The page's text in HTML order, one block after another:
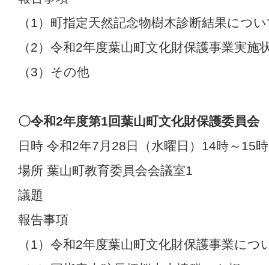
（1）町指定天然記念物樹木診断結果につ
（2）令和2年度葉山町文化財保護事業実施
（3）その他
〇令和2年度第1 回葉山町文化財保護委員会
日時 令和2年7月28日（水曜日）14時～15
場所 葉山町教育委員会会議室1
議題
報告事項
（1）令和2年度葉山町文化財保護事業につ